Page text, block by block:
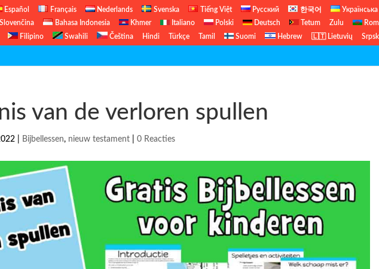
Español Français Nederlands Svenska Tiếng Việt Русский 한국어 Українська
Slovenčina Bahasa Indonesia Khmer Italiano Polski Deutsch Tetum Zulu
Filipino Swahili Čeština Hindi Türkçe Tamil Suomi Hebrew 🇱🇹 Lietuvių
About Us
van de verloren spullen
Bijbellessen, nieuw testament |0 Reacties